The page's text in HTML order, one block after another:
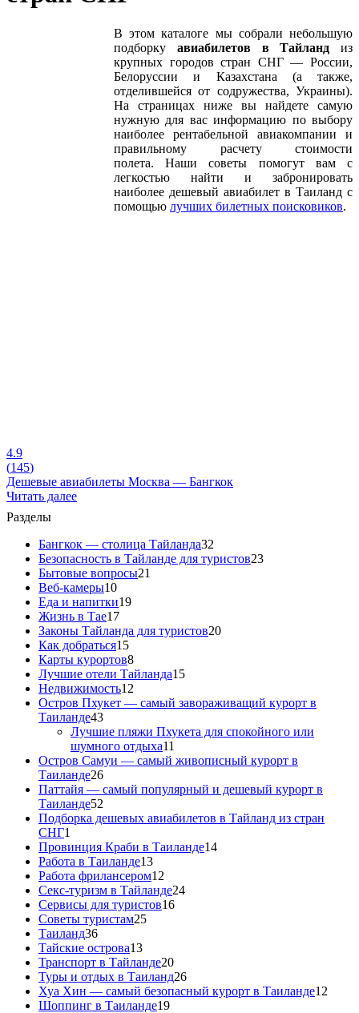
В этом каталоге мы собрали небольшую
подборку авиабилетов в Тайланд из
крупных городов стран СНГ — России,
Белоруссии и Казахстана (а также,
отделившейся от содружества, Украины).
На страницах ниже вы найдете самую
нужную для вас информацию по выбору
наиболее рентабельной авиакомпании и
правильному расчету стоимости
полета. Наши советы помогут вам с
легкостью найти и забронировать
наиболее дешевый авиабилет в Таиланд с
помощью лучших билетных поисковиков.
4.9
(145)
Дешевые авиабилеты Москва — Бангкок
Читать далее
Разделы
Бангкок — столица Тайланда32
Безопасность в Тайланде для туристов23
Бытовые вопросы21
Веб-камеры10
Еда и напитки19
Жизнь в Тае17
Законы Тайланда для туристов20
Как добраться15
Карты курортов8
Лучшие отели Тайланда15
Недвижимость12
Остров Пхукет — самый завораживащий курорт в
Таиланде43
Лучшие пляжи Пхукета для спокойного или
шумного отдыха11
Остров Самуи — самый живописный курорт в
Таиланде26
Паттайя — самый популярный и дешевый курорт в
Таиланде52
Подборка дешевых авиабилетов в Тайланд из стран
СНГ1
Провинция Краби в Таиланде14
Работа в Таиланде13
Работа фрилансером12
Секс-туризм в Тайланде24
Сервисы для туристов16
Советы туристам25
Таиланд36
Тайские острова13
Транспорт в Тайланде20
Туры и отдых в Таиланд26
Хуа Хин — самый безопасный курорт в Таиланде12
Шоппинг в Таиланде19